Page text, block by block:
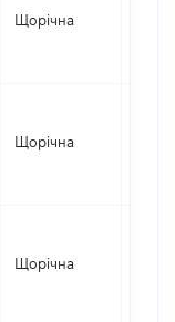
Щорічна
Щорічна
Щорічна